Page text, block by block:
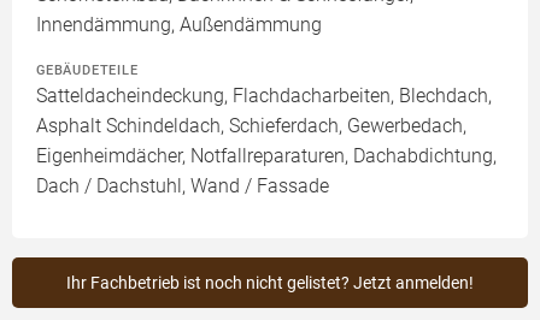
Innendämmung, Außendämmung
GEBÄUDETEILE
Satteldacheindeckung, Flachdacharbeiten, Blechdach,
Asphalt Schindeldach, Schieferdach, Gewerbedach,
Eigenheimdächer, Notfallreparaturen, Dachabdichtung,
Dach / Dachstuhl, Wand / Fassade
Ihr Fachbetrieb ist noch nicht gelistet? Jetzt anmelden!